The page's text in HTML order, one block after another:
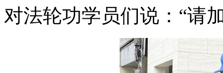
对法轮功学员们说：“请